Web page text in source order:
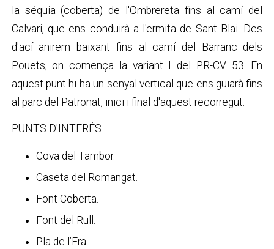
la séquia (coberta) de l'Ombrereta fins al camí del
Calvari, que ens conduirà a l'ermita de Sant Blai. Des
d'ací anirem baixant fins al camí del Barranc dels
Pouets, on comença la variant I del PR-CV 53. En
aquest punt hi ha un senyal vertical que ens guiarà fins
al parc del Patronat, inici i final d'aquest recorregut.
PUNTS D'INTERÉS
Cova del Tambor.
Caseta del Romangat.
Font Coberta.
Font del Rull.
Pla de l’Era.